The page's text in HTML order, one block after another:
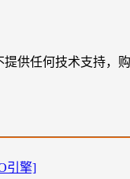
供任何技术支持，
引擎]